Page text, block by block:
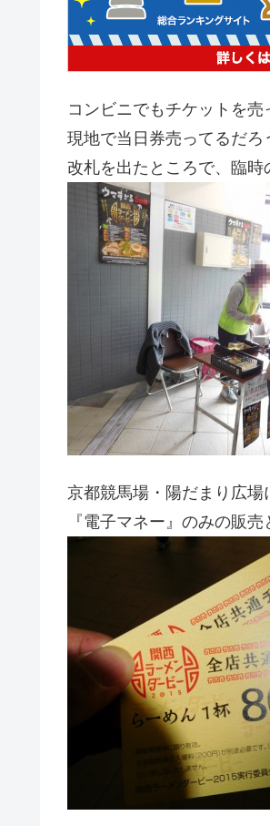
コンビニでもチケットを売
現地で当日券売ってるだろ
改札を出たところで、臨時
京都競馬場・陽だまり広場
『電子マネー』のみの販